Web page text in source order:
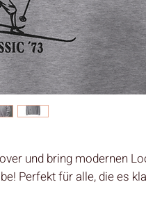
und bring modernen
Perfekt für alle, die es